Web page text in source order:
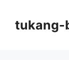
contenttukang-